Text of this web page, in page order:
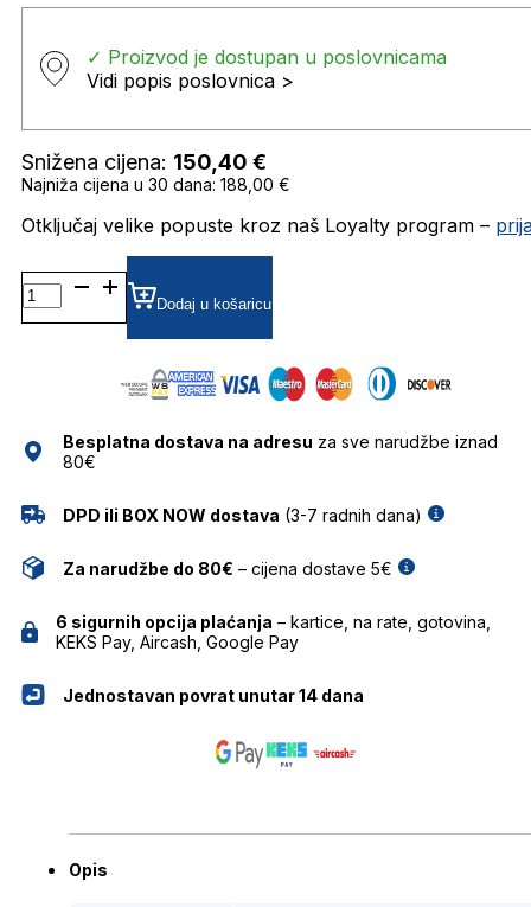
✓ Proizvod je dostupan u poslovnicama
Vidi popis poslovnica >
Snižena cijena: 150,40 €
Najniža cijena u 30 dana: 188,00 €
Otključaj velike popuste kroz naš Loyalty program –
BG9246
GRADIJENT SUNČANE
NAOČALE
Dodaj u košaricu
Besplatna dostava na adresu za sve narudžbe iznad
80€
DPD ili BOX NOW dostava (3-7 radnih dana)
Za narudžbe do 80€ – cijena dostave 5€
6 sigurnih opcija plaćanja – kartice, na rate, gotovina,
KEKS Pay, Aircash, Google Pay
Jednostavan povrat unutar 14 dana
Opis